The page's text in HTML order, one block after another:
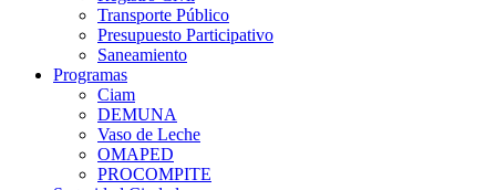
Transporte Público
Presupuesto Participativo
Saneamiento
Programas
Ciam
DEMUNA
Vaso de Leche
OMAPED
PROCOMPITE